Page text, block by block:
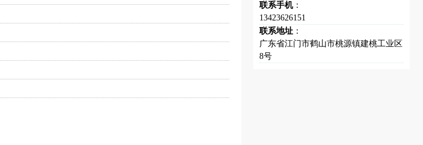
联系手机：
13423626151
联系地址 ：
广东省江门市鹤山市桃源镇建桃工业区
8号